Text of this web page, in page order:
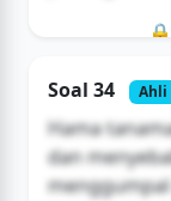
Soal 34 Ahli
Hama
dan
menggumpal